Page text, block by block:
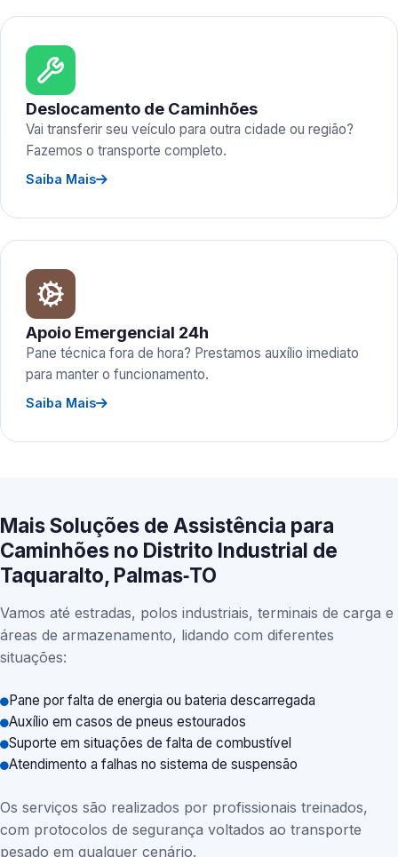
Deslocamento de Caminhões
Vai transferir seu veículo para outra cidade ou região?
Fazemos o transporte completo.
Saiba Mais
Apoio Emergencial 24h
Pane técnica fora de hora? Prestamos auxílio imediato
para manter o funcionamento.
Saiba Mais
Mais Soluções de Assistência para
Caminhões no Distrito Industrial de
Taquaralto, Palmas‑TO
Vamos até estradas, polos industriais, terminais de carga e
áreas de armazenamento, lidando com diferentes
situações:
Pane por falta de energia ou bateria descarregada
Auxílio em casos de pneus estourados
Suporte em situações de falta de combustível
Atendimento a falhas no sistema de suspensão
Os serviços são realizados por profissionais treinados,
com protocolos de segurança voltados ao transporte
pesado em qualquer cenário.